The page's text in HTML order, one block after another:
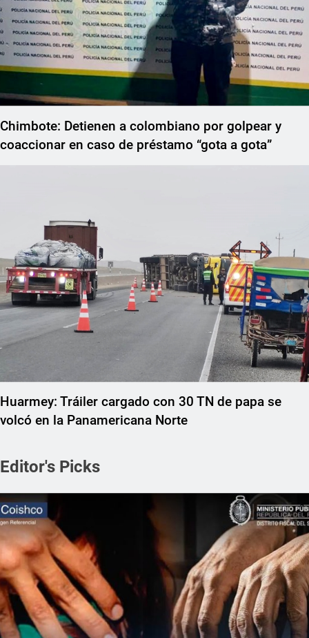
Chimbote: Detienen a colombiano por golpear y
coaccionar en caso de préstamo “gota a gota”
Huarmey: Tráiler cargado con 30 TN de papa se
volcó en la Panamericana Norte
Editor's Picks
REGIONAL